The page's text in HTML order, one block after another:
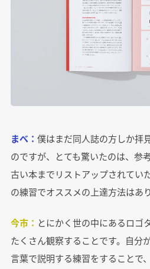
まべ： 僕はまだ同人誌の方しか拝
のですが、とても驚いたのは、参
古い本までリストアップされてい
の練習でオススメの上達方法はあ
今市： とにかく世の中にあるロゴ
たくさん観察することです。自分
言葉で説明する練習をすることで